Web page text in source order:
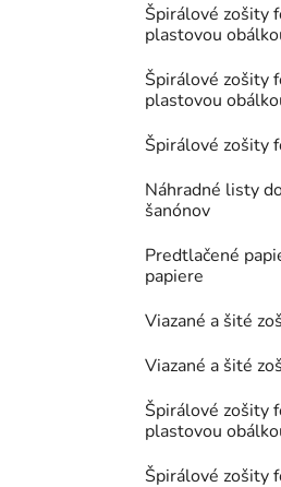
Špirálové zošity
plastovou
Špirálové zošity
plastovou
Špirálové zošity
Náhradné listy
šanónov
Predtlačené
papiere
Viazané a šité
Viazané a šité
Špirálové zošity
plastovou
Špirálové zošity